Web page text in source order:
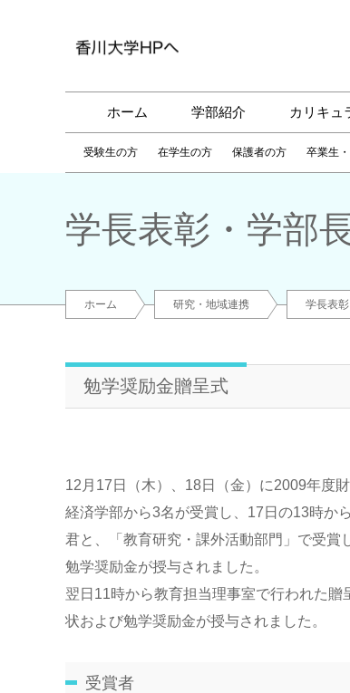
ホーム 学部紹介 カリキュ
受験生の方 在学生の方 保護者の方 卒業生
学長表彰・学部
ホーム 研究・地域連携 学長表
勉学奨励金贈呈式
12月17日（木）、18日（金）に2009年度
経済学部から3名が受賞し、17日の13時か
君と、「教育研究・課外活動部門」で受
勉学奨励金が授与されました。
翌日11時から教育担当理事室で行われた
状および勉学奨励金が授与されました。
受賞者